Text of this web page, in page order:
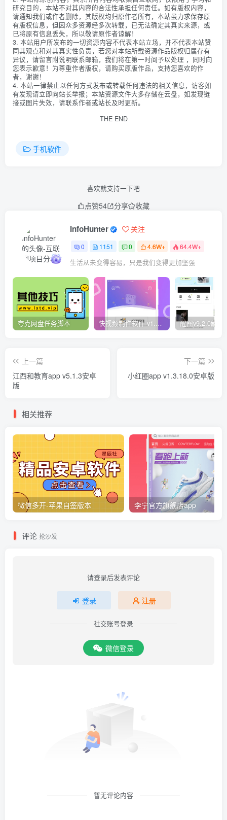
研究目的，本站不对其内容的合法性承担任何责任。如有版权内容，
请通知我们或作者删除，其版权均归原作者所有，本站虽力求保存原
有版权信息，但因众多资源经多次转载，已无法确定其真实来源，或
已将原有信息丢失，所以敬请原作者谅解！
3. 本站用户所发布的一切资源内容不代表本站立场，并不代表本站赞
同其观点和对其真实性负责，若您对本站所载资源作品版权归属存有
异议，请留言附说明联系邮箱，我们将在第一时间予以处理 ，同时向
您表示歉意！为尊重作者版权，请购买原版作品，支持您喜欢的作
者，谢谢！
4. 本站一律禁止以任何方式发布或转载任何违法的相关信息，访客如
有发现请立即向站长举报；本站资源文件大多存储在云盘，如发现链
接或图片失效，请联系作者或站长及时更新。
THE END
手机软件
喜欢就支持一下吧
点赞54 分享 收藏
InfoHunter 关注
0 1151 0 4.6W+ 64.4W+
生活从未变得容易，只是我们变得更加坚强
夸克网盘任务脚本 快视频制作软件 v1.1.1安卓版
上一篇
江西和教育app v5.1.3安卓
版
下一篇
小红圈app v1.3.18.0安卓版
相关推荐
微信多开-苹果自签版本 李宁官方旗舰店app
评论 抢沙发
请登录后发表评论
登录 注册
社交账号登录
微信登录
暂无评论内容